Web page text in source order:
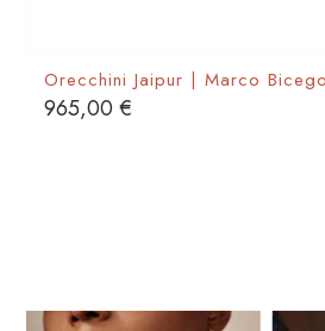
Orecchini Jaipur | Marco Bicego
965,00€